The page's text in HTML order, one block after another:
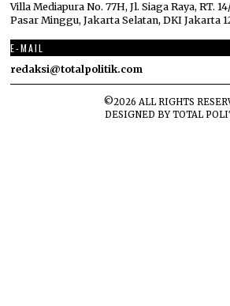
Villa Mediapura No. 77H, Jl. Siaga Raya, RT.
Pasar Minggu, Jakarta Selatan, DKI Jakarta
E-MAIL
redaksi@totalpolitik.com
©2026 ALL RIGHTS
DESIGNED BYTOTAL